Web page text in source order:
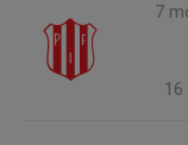
7
16